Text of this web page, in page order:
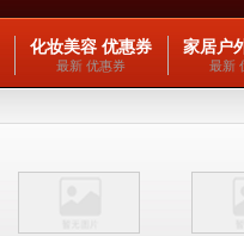
化妆美容 优惠券
最新 优惠券
家居户
最新